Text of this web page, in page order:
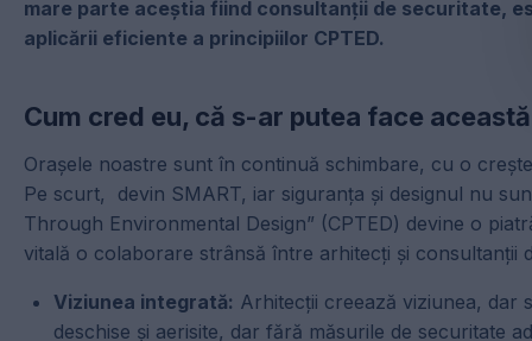
mare parte aceștia fiind consultanții de securitate,
aplicării eficiente a principiilor CPTED.
Cum cred eu, că s-ar putea face
Orașele noastre sunt în continuă schimbare, cu o
Pe scurt, devin SMART, iar siguranța și designul nu
Through Environmental Design” (CPTED) devine o
vitală o colaborare strânsă între arhitecți și consultanții
Viziunea integrată: Arhitecții creează viziunea, dar
deschise și aerisite, dar fără măsurile de securitate